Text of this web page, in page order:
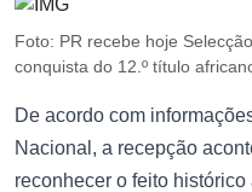
Foto: PR recebe hoje
conquista do 12.º título
De acordo com
Nacional, a recepção
reconhecer o feito